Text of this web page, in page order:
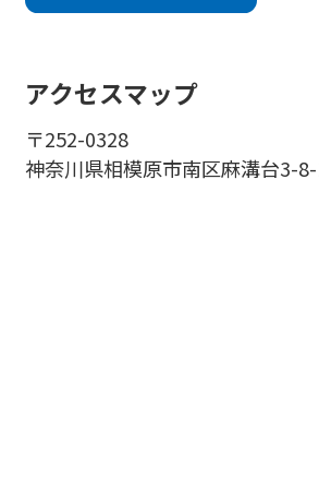
アクセスマップ
〒252-0328
神奈川県相模原市南区麻溝台3-